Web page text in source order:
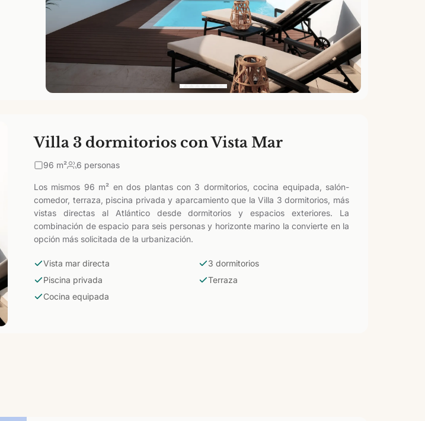
Villa 3 dormitorios con Vista Mar
96 m² 6 personas
Los mismos 96 m² en dos plantas con 3 dormitorios, cocina equipada, salón-
comedor, terraza, piscina privada y aparcamiento que la Villa 3 dormitorios, más
vistas directas al Atlántico desde dormitorios y espacios exteriores. La
combinación de espacio para seis personas y horizonte marino la convierte en la
opción más solicitada de la urbanización.
Vista mar directa
3 dormitorios
Piscina privada
Terraza
Cocina equipada